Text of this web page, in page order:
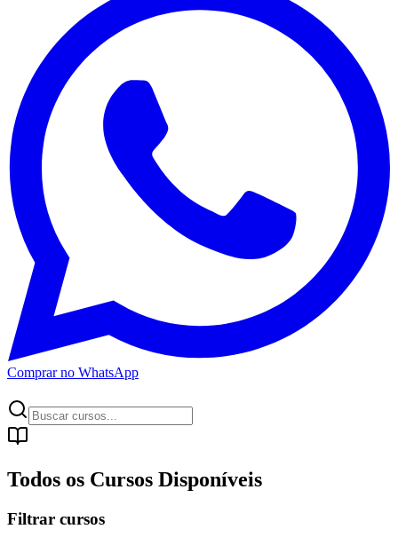
Comprar no WhatsApp
Todos os Cursos Disponíveis
Filtrar cursos